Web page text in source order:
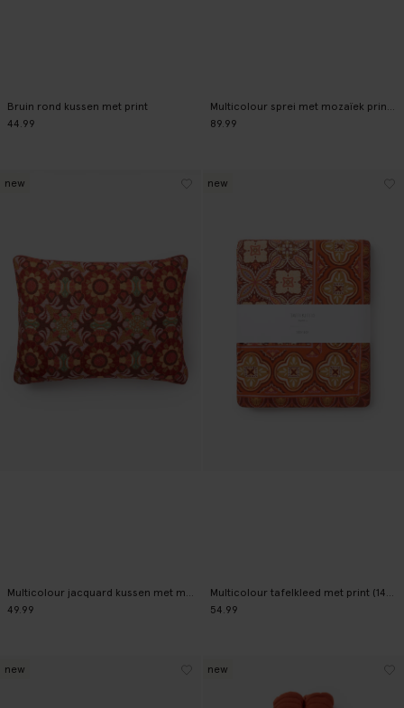
Bruin rond kussen met print
44.99
Multicolour sprei met mozaïek print (250x200 cm)
89.99
49.99
new
54.99
new
new new